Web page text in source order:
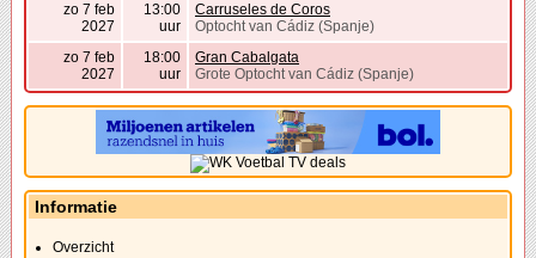
zo 7 feb
2027
13:00
uur
Carruseles de Coros
Optocht van Cádiz (Spanje)
zo 7 feb
2027
18:00
uur
Gran Cabalgata
Grote Optocht van Cádiz (Spanje)
Informatie
Overzicht